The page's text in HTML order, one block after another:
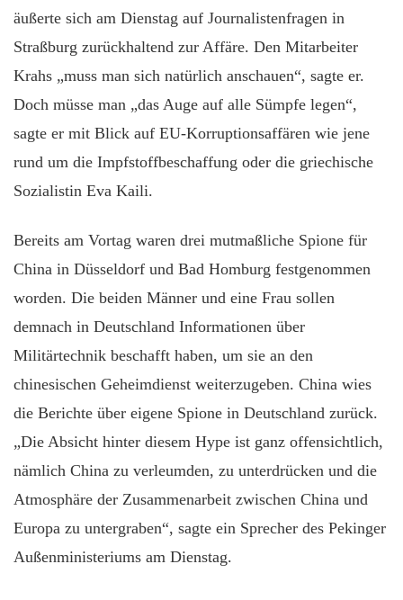
äußerte sich am Dienstag auf Journalistenfragen in
Straßburg zurückhaltend zur Affäre. Den Mitarbeiter
Krahs „muss man sich natürlich anschauen“, sagte er.
Doch müsse man „das Auge auf alle Sümpfe legen“,
sagte er mit Blick auf EU-Korruptionsaffären wie jene
rund um die Impfstoffbeschaffung oder die griechische
Sozialistin Eva Kaili.
Bereits am Vortag waren drei mutmaßliche Spione für
China in Düsseldorf und Bad Homburg festgenommen
worden. Die beiden Männer und eine Frau sollen
demnach in Deutschland Informationen über
Militärtechnik beschafft haben, um sie an den
chinesischen Geheimdienst weiterzugeben. China wies
die Berichte über eigene Spione in Deutschland zurück.
„Die Absicht hinter diesem Hype ist ganz offensichtlich,
nämlich China zu verleumden, zu unterdrücken und die
Atmosphäre der Zusammenarbeit zwischen China und
Europa zu untergraben“, sagte ein Sprecher des Pekinger
Außenministeriums am Dienstag.